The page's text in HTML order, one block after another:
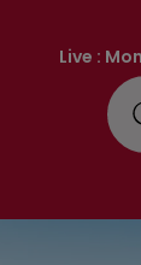
Live :